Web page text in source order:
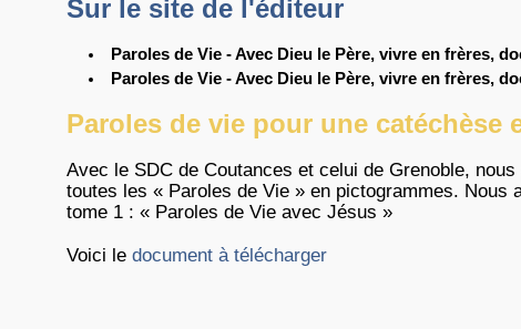
Sur le site de l'éditeur
Paroles de Vie - Avec Dieu le Père, vivre en frères,
Paroles de Vie - Avec Dieu le Père, vivre en frères,
Paroles de vie pour une catéchèse
Avec le SDC de Coutances et celui de Grenoble,
toutes les « Paroles de Vie » en pictogrammes. Nous
tome 1 : « Paroles de Vie avec Jésus »
Voici le document à télécharger